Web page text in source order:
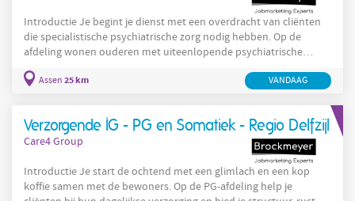
Introductie Je begint je dienst met een overdracht van cliënten
die specialistische psychiatrische zorg nodig hebben. Op de
afdeling wonen ouderen met uiteenlopende psychiatrische
cognitieve problematiek. Gedurende de dag voer je
bent een belangrijke schakel tussen cliënten, behandelaren en
Assen 25 km VANDAAG
Verzorgende IG - PG en Somatiek - Regio Delfzijl
Care4 Group
Introductie Je start de ochtend met een glimlach en een kop
koffie samen met de bewoners. Op de PG-afdeling help je